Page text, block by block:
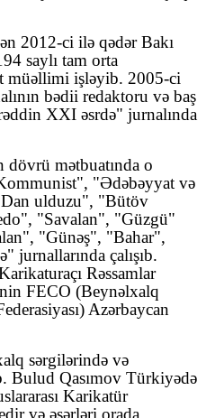
2012-ci ilə qədər Bakı
saylı tam orta
müəllimi işləyib. 2005-ci
bədii redaktoru və baş
XXI əsrdə" jurnalında
dövrü mətbuatında o
"Ədəbəyyat və
ulduzu", "Bütöv
"Savalan", "Güzgü"
"Günəş", "Bahar",
jurnallarında çalışıb.
Rəssamlar
FECO (Beynəlxalq
Azərbaycan
sərgilərində və
Bulud Qasımov Türkiyədə
Karikatür